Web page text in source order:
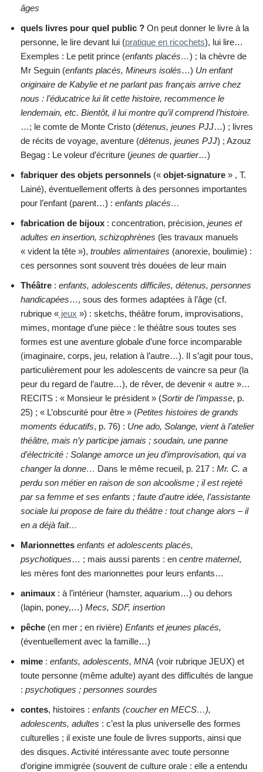
âges
quels livres pour quel public ? On peut donner le livre à la
personne, le lire devant lui (pratique en ricochets), lui lire…
Exemples : Le petit prince (enfants placés…) ; la chèvre de
Mr Seguin (enfants placés, Mineurs isolés…) Un enfant
originaire de Kabylie et ne parlant pas français arrive chez
nous : l’éducatrice lui lit cette histoire, recommence le
lendemain, etc. Bientôt, il lui montre qu’il comprend l’histoire.
…; le comte de Monte Cristo (détenus, jeunes PJJ…) ; livres
de récits de voyage, aventure (détenus, jeunes PJJ) ; Azouz
Begag : Le voleur d’écriture (jeunes de quartier…)
fabriquer des objets personnels (« objet-signature » , T.
Lainé), éventuellement offerts à des personnes importantes
pour l’enfant (parent…) : enfants placés…
fabrication de bijoux : concentration, précision, jeunes et
adultes en insertion, schizophrènes (les travaux manuels
« vident la tête »), troubles alimentaires (anorexie, boulimie) :
ces personnes sont souvent très douées de leur main
Théâtre : enfants, adolescents difficiles, détenus, personnes
handicapées…, sous des formes adaptées à l’âge (cf.
rubrique « jeux ») : sketchs, théâtre forum, improvisations,
mimes, montage d’une pièce : le théâtre sous toutes ses
formes est une aventure globale d’une force incomparable
(imaginaire, corps, jeu, relation à l’autre…). Il s’agit pour tous,
particulièrement pour les adolescents de vaincre sa peur (la
peur du regard de l’autre…), de rêver, de devenir « autre »…
RECITS : « Monsieur le président » (Sortir de l’impasse, p.
25) ; « L’obscurité pour être » (Petites histoires de grands
moments éducatifs, p. 76) : Une ado, Solange, vient à l’atelier
théâtre, mais n’y participe jamais ; soudain, une panne
d’électricité : Solange amorce un jeu d’improvisation, qui va
changer la donne… Dans le même recueil, p. 217 : Mr. C. a
perdu son métier en raison de son alcoolisme ; il est rejeté
par sa femme et ses enfants ; faute d’autre idée, l’assistante
sociale lui propose de faire du théâtre : tout change alors – il
en a déjà fait…
Marionnettes enfants et adolescents placés,
psychotiques… ; mais aussi parents : en centre maternel,
les mères font des marionnettes pour leurs enfants…
animaux : à l’intérieur (hamster, aquarium…) ou dehors
(lapin, poney,…) Mecs, SDF, insertion
pêche (en mer ; en rivière) Enfants et jeunes placés,
(éventuellement avec la famille…)
mime : enfants, adolescents, MNA (voir rubrique JEUX) et
toute personne (même adulte) ayant des difficultés de langue
: psychotiques ; personnes sourdes
contes, histoires : enfants (coucher en MECS…),
adolescents, adultes : c’est la plus universelle des formes
culturelles ; il existe une foule de livres supports, ainsi que
des disques. Activité intéressante avec toute personne
d’origine immigrée (souvent de culture orale : elle a entendu